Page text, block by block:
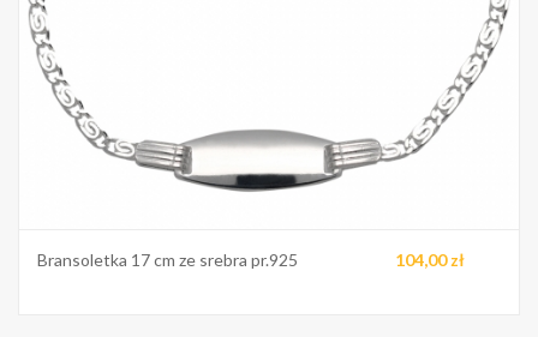
Bransoletka 17 cm ze srebra pr.925 104,00 zł